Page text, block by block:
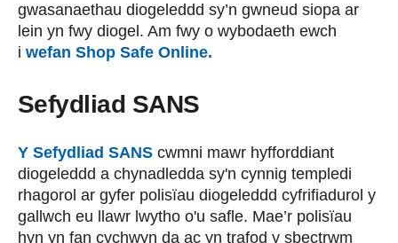
gwasanaethau diogeleddd sy’n gwneud siopa ar
lein yn fwy diogel. Am fwy o wybodaeth ewch
i wefan Shop Safe Online.
Sefydliad SANS
Y Sefydliad SANS cwmni mawr hyfforddiant
diogeleddd a chynadledda sy'n cynnig templedi
rhagorol ar gyfer polisïau diogeleddd cyfrifiadurol y
gallwch eu llawr lwytho o'u safle. Mae’r polisïau
hyn yn fan cychwyn da ac yn trafod y sbectrwm